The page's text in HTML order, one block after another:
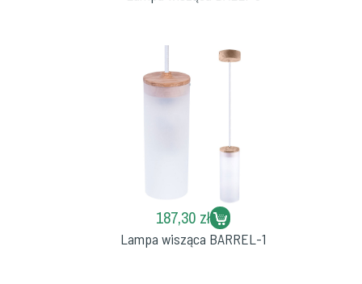
187,30 zł
Lampa wisząca BARREL-1